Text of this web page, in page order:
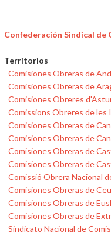
Confederación Sindical de
Territorios
Comisiones Obreras de
Comisiones Obreras de
Comisiones Obreres
Comissions Obreres de les
Comisiones Obreras de
Comisiones Obreras de
Comisiones Obreras de
Comisiones Obreras de
Comissió Obrera Nacional
Comisiones Obreras de
Comisiones Obreras de
Comisiones Obreras de
Sindicato Nacional de